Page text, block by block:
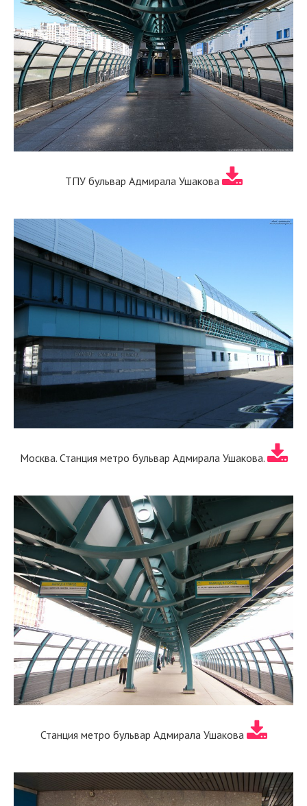
ТПУ бульвар Адмирала Ушакова
Москва. Станция метро бульвар Адмирала Ушакова.
Станция метро бульвар Адмирала Ушакова